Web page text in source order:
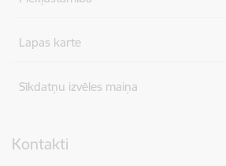
Lapas karte
Sīkdatņu izvēles maiņa
Kontakti